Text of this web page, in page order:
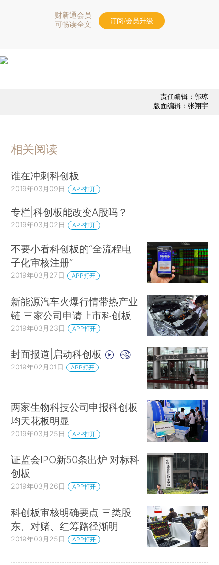
财新通会员
可畅读全文
订阅/会员升级
责任编辑：郭琼
版面编辑：张翔宇
相关阅读
谁在冲刺科创板
2019年03月09日 APP打开
专栏|科创板能改变A股吗？
2019年03月02日 APP打开
不要小看科创板的“全流程电
子化审核注册”
2019年03月27日 APP打开
新能源汽车火爆行情带热产业
链 三家公司申请上市科创板
2019年03月23日 APP打开
封面报道|启动科创板
2019年02月01日 APP打开
两家生物科技公司申报科创板
均天花板明显
2019年03月25日 APP打开
证监会IPO新50条出炉 对标科
创板
2019年03月26日 APP打开
科创板审核明确要点 三类股
东、对赌、红筹路径渐明
2019年03月25日 APP打开